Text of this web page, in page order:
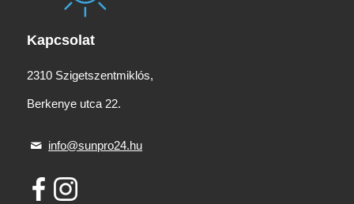
Kapcsolat
2310 Szigetszentmiklós,
Berkenye utca 22.
info@sunpro24.hu